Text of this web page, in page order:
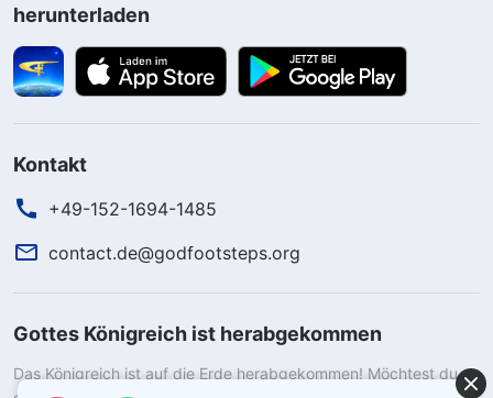
herunterladen
Kontakt
+49-152-1694-1485
contact.de@godfootsteps.org
Gottes Königreich ist herabgekommen
Das Königreich ist auf die Erde herabgekommen! Möchtest du